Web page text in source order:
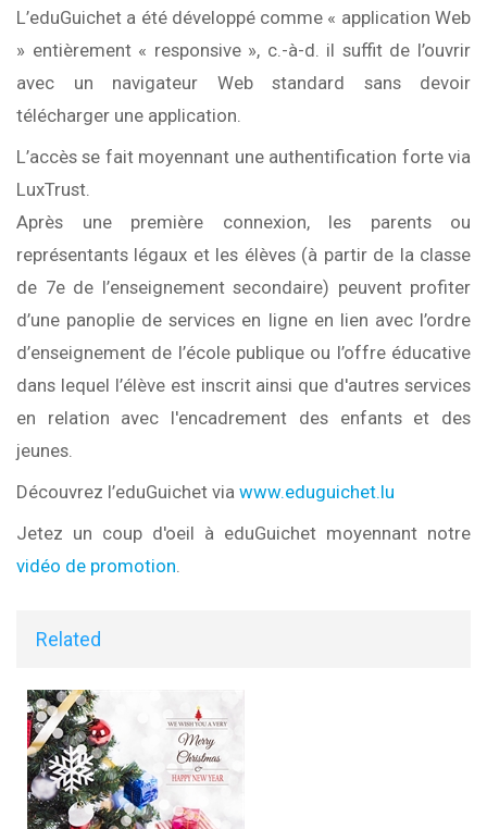
L’eduGuichet a été développé comme « application Web
» entièrement « responsive », c.-à-d. il suffit de l’ouvrir
avec un navigateur Web standard sans devoir
télécharger une application.
L’accès se fait moyennant une authentification forte via
LuxTrust.
Après une première connexion, les parents ou
représentants légaux et les élèves (à partir de la classe
de 7e de l’enseignement secondaire) peuvent profiter
d’une panoplie de services en ligne en lien avec l’ordre
d’enseignement de l’école publique ou l’offre éducative
dans lequel l’élève est inscrit ainsi que d'autres services
en relation avec l'encadrement des enfants et des
jeunes.
Découvrez l’eduGuichet via www.eduguichet.lu
Jetez un coup d'oeil à eduGuichet moyennant notre
vidéo de promotion.
Related